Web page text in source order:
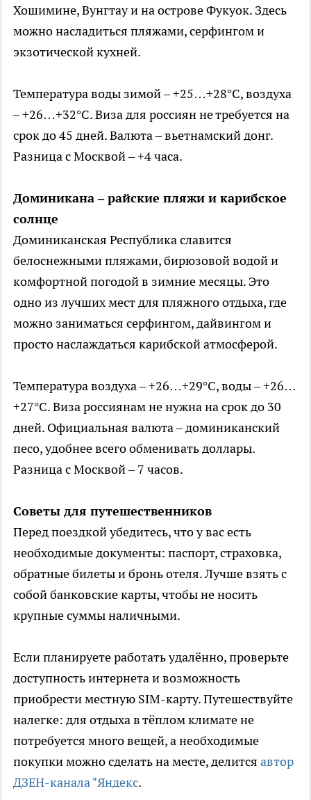
Хошимине, Вунгтау и на острове Фукуок. Здесь
можно насладиться пляжами, серфингом и
экзотической кухней.
Температура воды зимой – +25…+28°C, воздуха
– +26…+32°C. Виза для россиян не требуется на
срок до 45 дней. Валюта – вьетнамский донг.
Разница с Москвой – +4 часа.
Доминикана – райские пляжи и карибское
солнце
Доминиканская Республика славится
белоснежными пляжами, бирюзовой водой и
комфортной погодой в зимние месяцы. Это
одно из лучших мест для пляжного отдыха, где
можно заниматься серфингом, дайвингом и
просто наслаждаться карибской атмосферой.
Температура воздуха – +26…+29°C, воды – +26…
+27°C. Виза россиянам не нужна на срок до 30
дней. Официальная валюта – доминиканский
песо, удобнее всего обменивать доллары.
Разница с Москвой – 7 часов.
Советы для путешественников
Перед поездкой убедитесь, что у вас есть
необходимые документы: паспорт, страховка,
обратные билеты и бронь отеля. Лучше взять с
собой банковские карты, чтобы не носить
крупные суммы наличными.
Если планируете работать удалённо, проверьте
доступность интернета и возможность
приобрести местную SIM-карту. Путешествуйте
налегке: для отдыха в тёплом климате не
потребуется много вещей, а необходимые
покупки можно сделать на месте, делится автор
ДЗЕН-канала "Яндекс.